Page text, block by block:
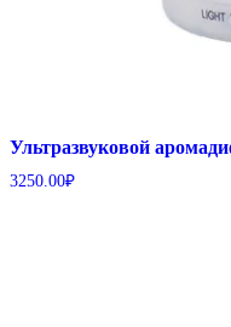
Ультразвуковой
3250.00₽